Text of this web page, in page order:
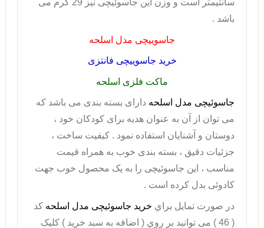
سانتیمتر است و وزن این جاسوئیچی نیز 29 گرم می
باشد .
جاسوییچی مدل اسلحه
خرید جاسوییچی فانتزی
ماکت فلزی اسلحه
جاسوئیچی مدل اسلحه دارای بسته بندی می باشد که
می توان از آن به عنوان هدیه برای کودکان خود ،
دوستان و آشنایان استفاده نمود . کیفیت ساخت ،
جزئیات دقیق ، بسته بندی خوب به همراه قیمت
مناسب ، این جاسوئیچی را به یک محصول خوب جهت
کادوئی بدل کرده است .
در صورت تمايل براي خريد جاسوئیچی مدل اسلحه کد
( 46 ) می توانيد بر روي ( اضافه به سبد خريد ) کليک